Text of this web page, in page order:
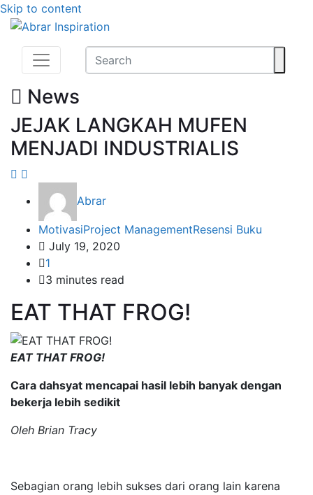
Skip to content
News
JEJAK LANGKAH MUFEN
MENJADI INDUSTRIALIS
Abrar
MotivasiProject ManagementResensi Buku
July 19, 2020
1
3 minutes read
EAT THAT FROG!
EAT THAT FROG!
Cara dahsyat mencapai hasil lebih banyak dengan
bekerja lebih sedikit
Oleh Brian Tracy
Sebagian orang lebih sukses dari orang lain karena